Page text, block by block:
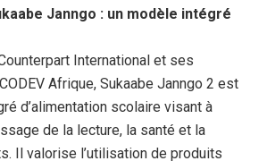
Janngo : un modèle intégré
International et ses
Afrique, Sukaabe Janngo 2 est
d’alimentation scolaire visant à
de la lecture, la santé et la
Il valorise l’utilisation de produits